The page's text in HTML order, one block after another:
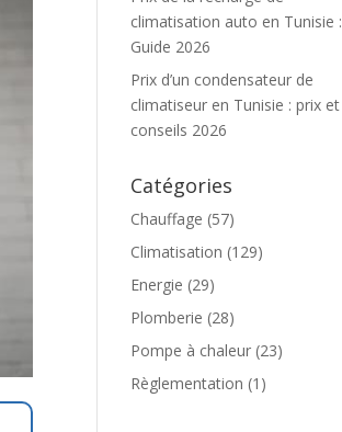
climatisation auto en Tunisie :
Guide 2026
Prix d’un condensateur de
climatiseur en Tunisie : prix et
conseils 2026
Catégories
Chauffage (57)
Climatisation (129)
Energie (29)
Plomberie (28)
Pompe à chaleur (23)
Règlementation (1)